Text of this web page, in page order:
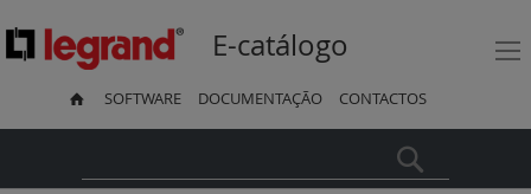
E-catálogo
SOFTWARE DOCUMENTAÇÃO CONTACTOS